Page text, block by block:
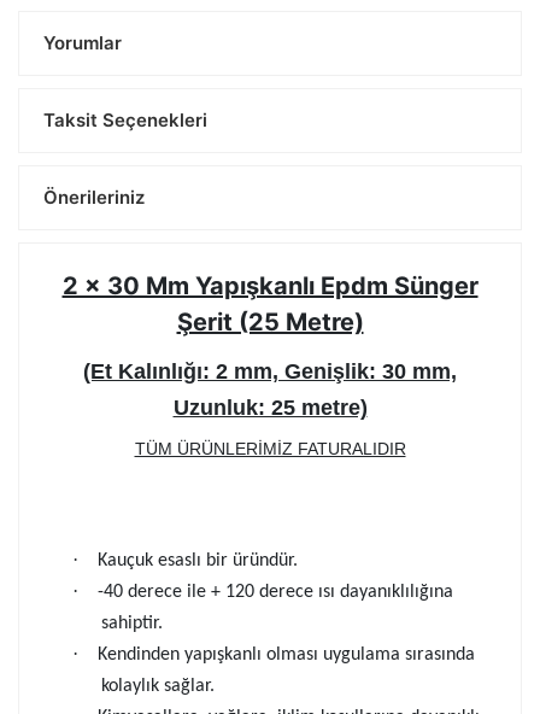
Yorumlar
Taksit Seçenekleri
Önerileriniz
2 x 30 Mm Yapışkanlı Epdm Sünger
Şerit (25 Metre)
(Et Kalınlığı: 2 mm, Genişlik: 30 mm,
Uzunluk: 25 metre)
TÜM ÜRÜNLERİMİZ FATURALIDIR
· Kauçuk esaslı bir üründür.
·
-40 derece ile + 120 derece ısı dayanıklılığına
sahiptir.
·
Kendinden yapışkanlı olması uygulama sırasında
kolaylık sağlar.